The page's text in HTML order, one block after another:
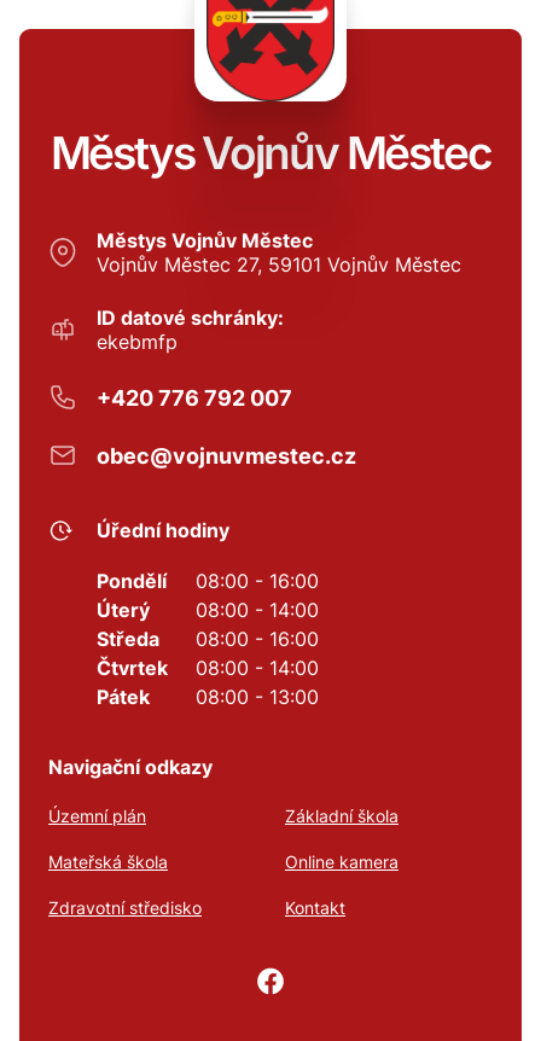
Městys Vojnův Městec
Městys Vojnův Městec
Vojnův Městec 27, 59101 Vojnův Městec
ID datové schránky:
ekebmfp
+420 776 792 007
obec@vojnuvmestec.cz
Úřední hodiny
Pondělí
08:00 - 16:00
Úterý
08:00 - 14:00
Středa
08:00 - 16:00
Čtvrtek
08:00 - 14:00
Pátek
08:00 - 13:00
Navigační odkazy
Územní plán Základní škola
Mateřská škola Online kamera
Zdravotní středisko Kontakt